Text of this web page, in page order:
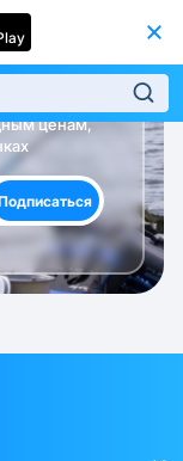
ценам,